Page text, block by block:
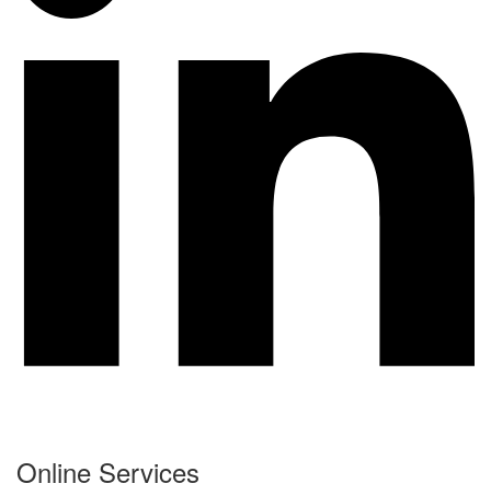
Online Services